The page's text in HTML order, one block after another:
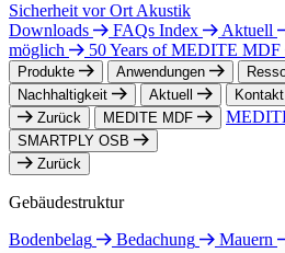
Sicherheit vor Ort Akustik
Downloads
FAQs Index Aktuell
möglich
50 Years of MEDITE MDF
Produkte Anwendungen
Nachhaltigkeit
Aktuell
Kontakt
Zurück
MEDITE MDF
SMARTPLY OSB
Zurück
Gebäudestruktur
Bodenbelag
Bedachung Mauern